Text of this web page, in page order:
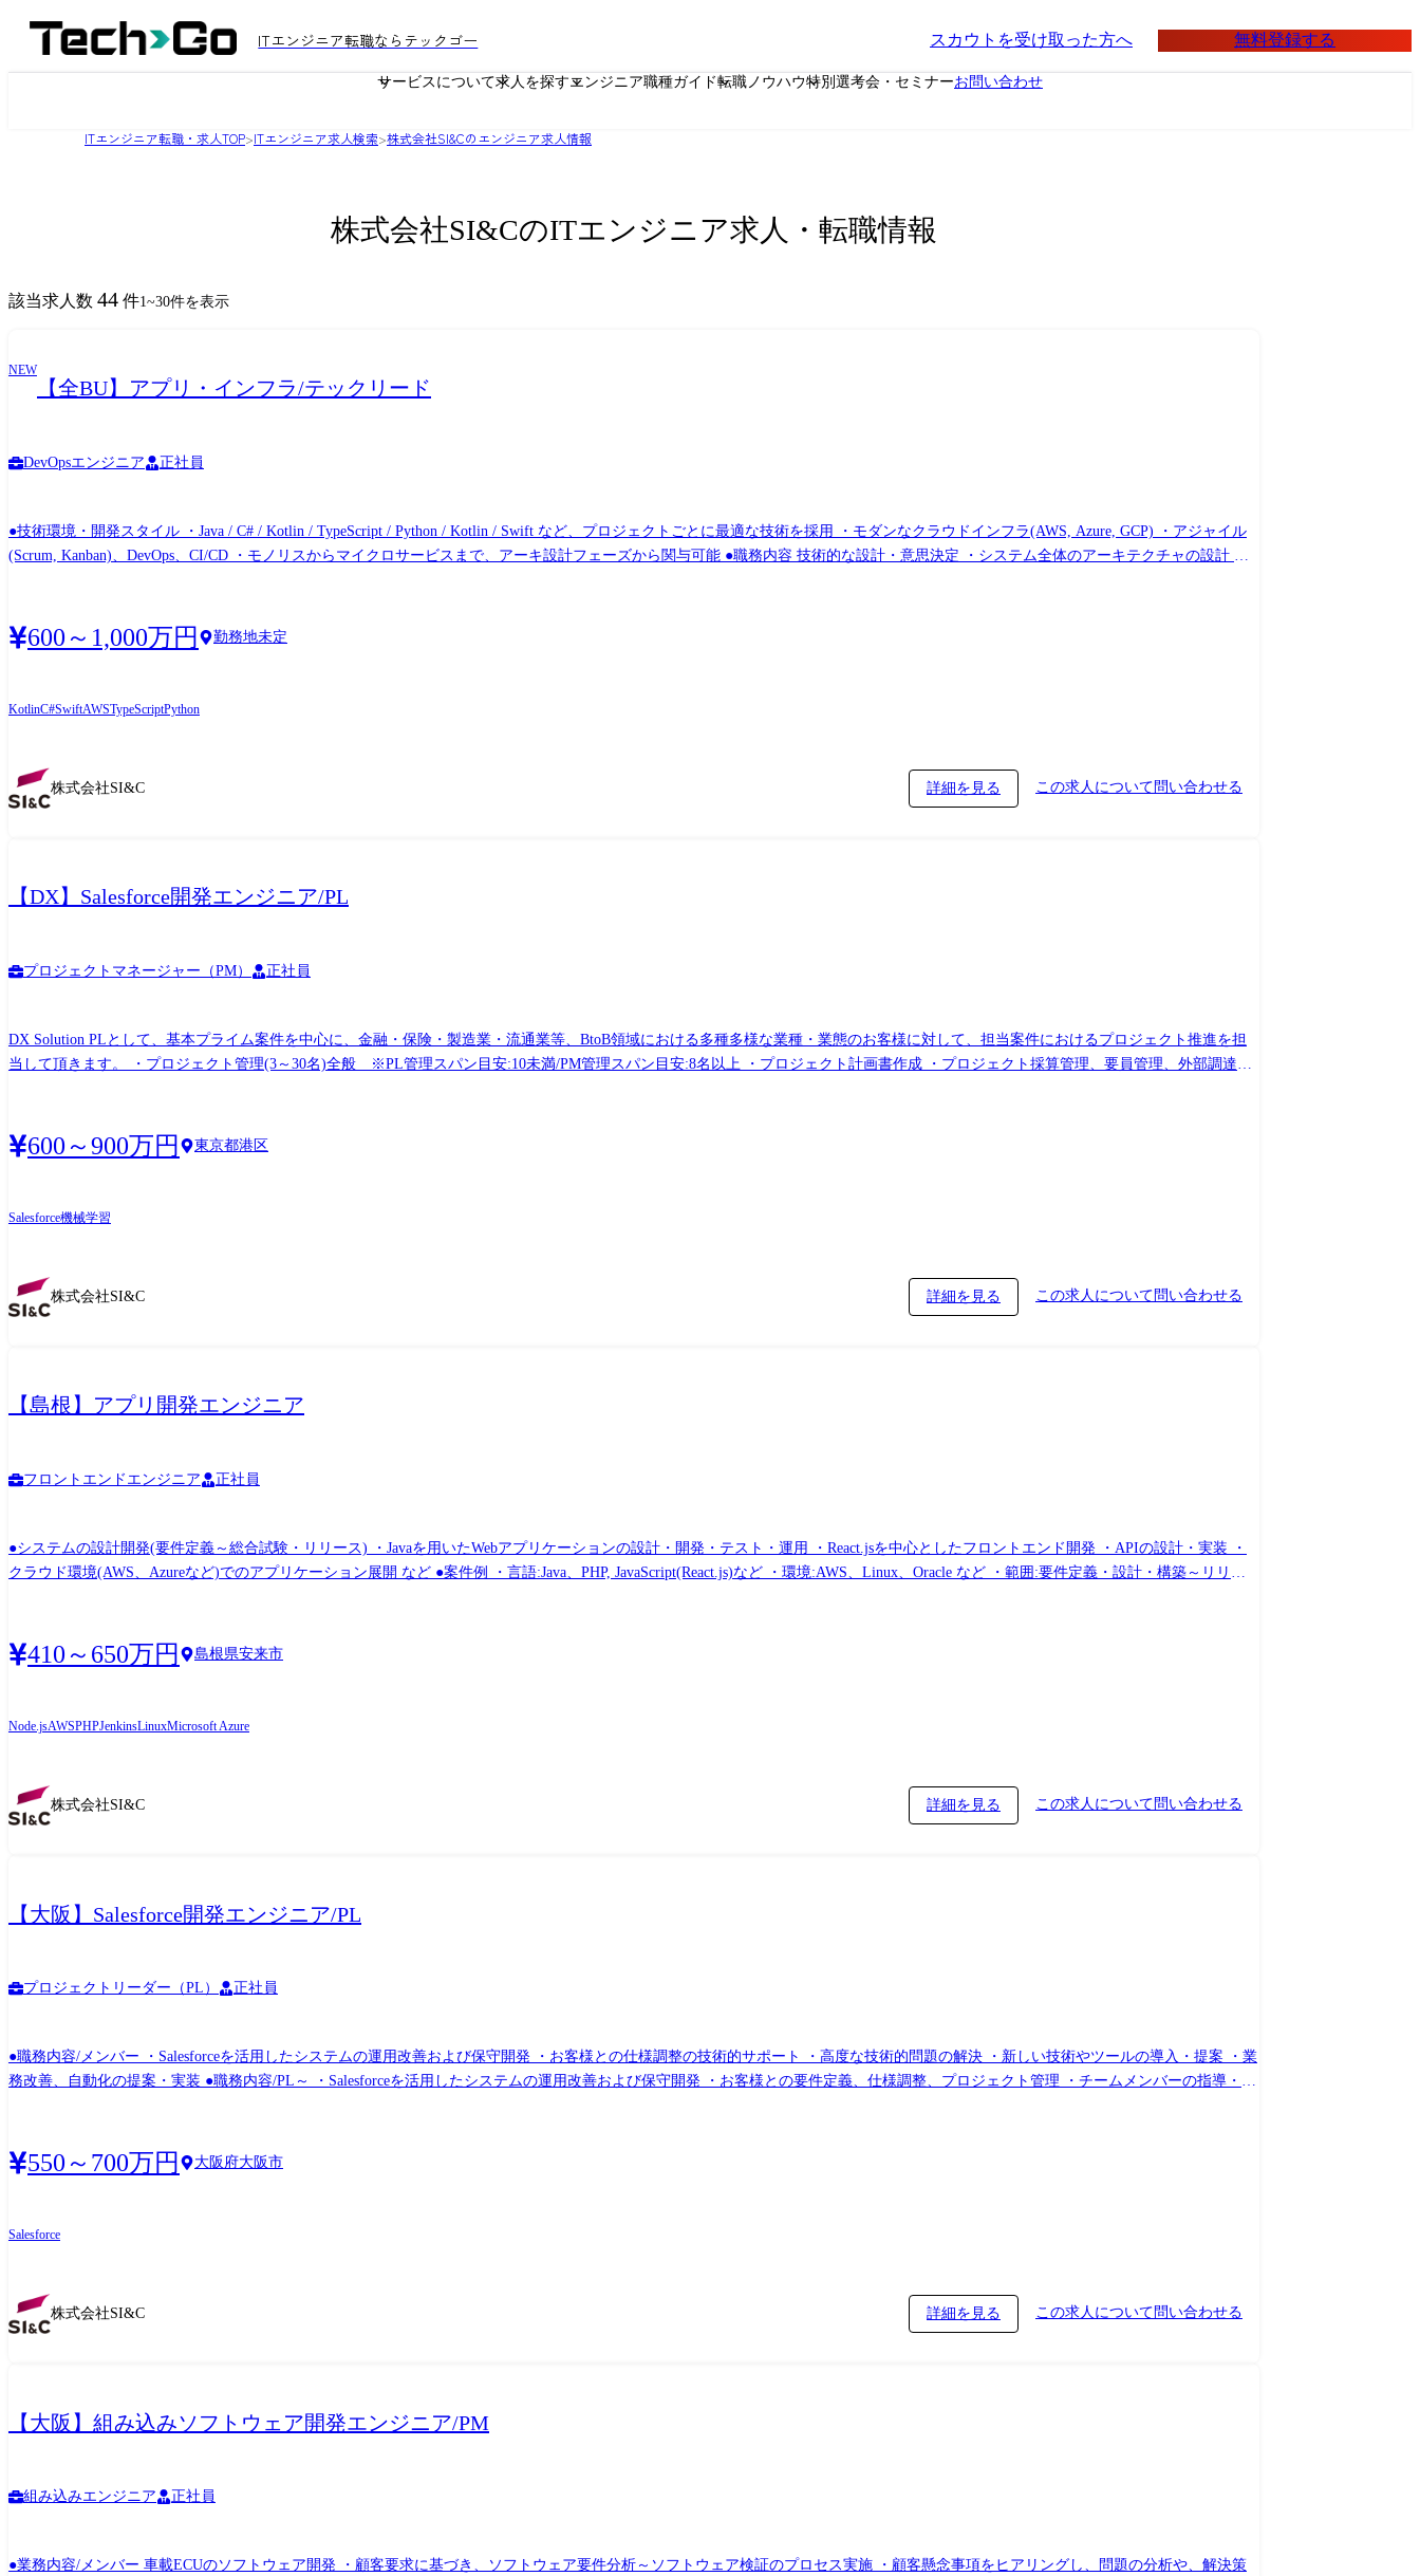
ITエンジニア転職ならテックゴー スカウトを受け取った方へ 無料登録する
サービスについて求人を探すエンジニア職種ガイド転職ノウハウ特別選考会・セミナーお問い合わせ
ITエンジニア転職・求人TOP>ITエンジニア求人検索>株式会社SI&Cのエンジニア求人情報
株式会社SI&CのITエンジニア求人・転職情報
該当求人数 44 件1~30件を表示
NEW
【全BU】アプリ・インフラ/テックリード
DevOpsエンジニア 正社員
●技術環境・開発スタイル ・Java / C# / Kotlin / TypeScript / Python / Kotlin / Swift など、プロジェクトごとに最適な技術を採用 ・モダンなクラウドインフラ(AWS, Azure, GCP) ・アジャイル
(Scrum, Kanban)、DevOps、CI/CD ・モノリスからマイクロサービスまで、アーキ設計フェーズから関与可能 ●職務内容 技術的な設計・意思決定 ・システム全体のアーキテクチャの設計 ・
ュー・実装支援 ・チームメンバーのコードレビューを実施 ・必要に応じて自らもコーディング ・技術的課題の解決や支援
600～1,000万円 勤務地未定
KotlinC#SwiftAWSTypeScriptPython
株式会社SI&C 詳細を見る この求人について問い合わせる
【DX】Salesforce開発エンジニア/PL
プロジェクトマネージャー（PM） 正社員
DX Solution PLとして、基本プライム案件を中心に、金融・保険・製造業・流通業等、BtoB領域における多種多様な業種・業態のお客様に対して、担当案件におけるプロジェクト推進を担
当して頂きます。 ・プロジェクト管理(3～30名)全般 ※PL管理スパン目安:10未満/PM管理スパン目安:8名以上 ・プロジェクト計画書作成 ・プロジェクト採算管理、要員管理、外部調達管
600～900万円 東京都港区
Salesforce機械学習
株式会社SI&C 詳細を見る この求人について問い合わせる
【島根】アプリ開発エンジニア
フロントエンドエンジニア 正社員
●システムの設計開発(要件定義～総合試験・リリース) ・Javaを用いたWebアプリケーションの設計・開発・テスト・運用 ・React.jsを中心としたフロントエンド開発 ・APIの設計・実装 ・
クラウド環境(AWS、Azureなど)でのアプリケーション展開 など ●案件例 ・言語:Java、PHP, JavaScript(React.js)など ・環境:AWS、Linux、Oracle など ・範囲:要件定義・設計・構築～リリー
410～650万円 島根県安来市
Node.jsAWSPHPJenkinsLinuxMicrosoft Azure
株式会社SI&C 詳細を見る この求人について問い合わせる
【大阪】Salesforce開発エンジニア/PL
プロジェクトリーダー（PL） 正社員
●職務内容/メンバー ・Salesforceを活用したシステムの運用改善および保守開発 ・お客様との仕様調整の技術的サポート ・高度な技術的問題の解決 ・新しい技術やツールの導入・提案 ・業
務改善、自動化の提案・実装 ●職務内容/PL～ ・Salesforceを活用したシステムの運用改善および保守開発 ・お客様との要件定義、仕様調整、プロジェクト管理 ・チームメンバーの指導・育
550～700万円 大阪府大阪市
Salesforce
株式会社SI&C 詳細を見る この求人について問い合わせる
【大阪】組み込みソフトウェア開発エンジニア/PM
組み込みエンジニア 正社員
●業務内容/メンバー 車載ECUのソフトウェア開発 ・顧客要求に基づき、ソフトウェア要件分析～ソフトウェア検証のプロセス実施 ・顧客懸念事項をヒアリングし、問題の分析や、解決策